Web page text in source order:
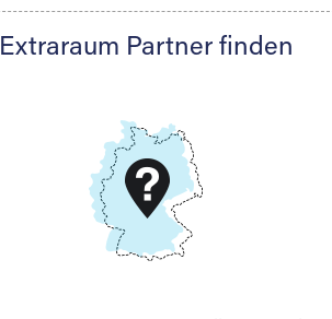
Wir
passende
Extraraum Partner finden